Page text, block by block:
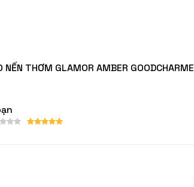
NẾN THƠM GLAMOR AMBER GOODCHARME